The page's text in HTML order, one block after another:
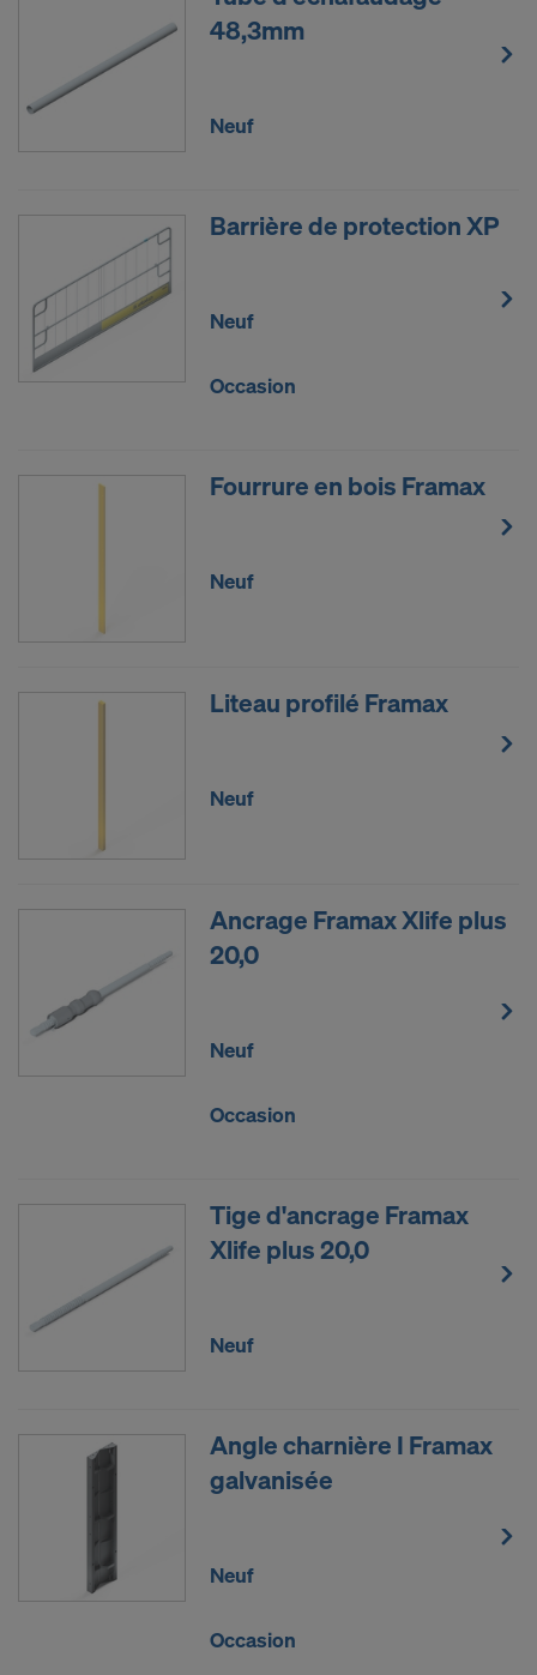
48,3mm
Neuf
Barrière de protection XP
Neuf
Occasion
Fourrure en bois Framax
Neuf
Liteau profilé Framax
Neuf
Ancrage Framax Xlife plus
20,0
Neuf
Occasion
Tige d'ancrage Framax
Xlife plus 20,0
Neuf
Angle charnière I Framax
galvanisée
Neuf
Occasion